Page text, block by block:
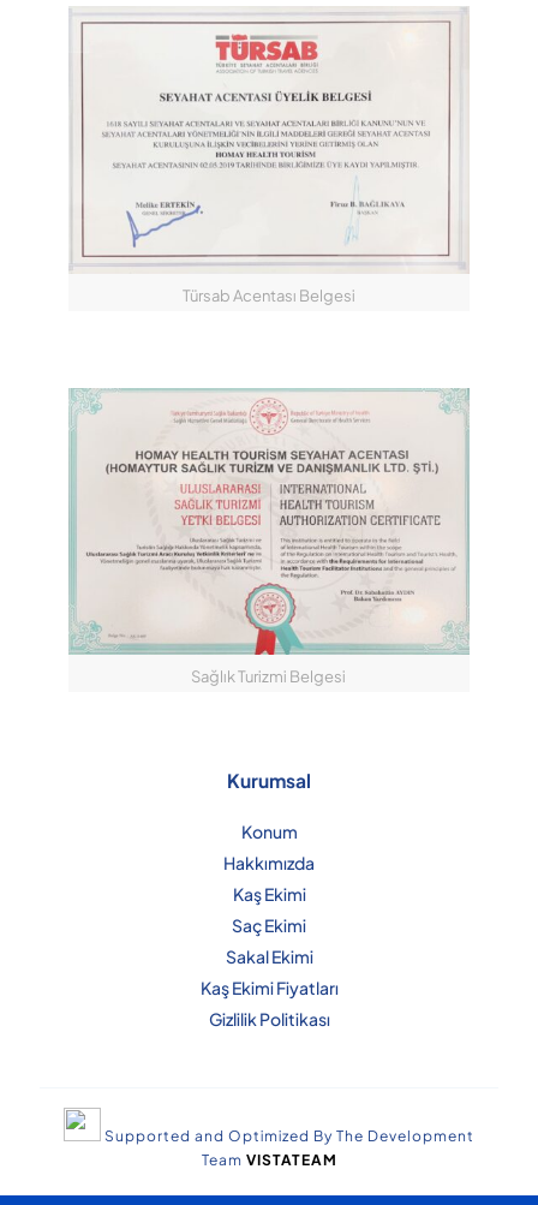
Türsab Acentası Belgesi
Sağlık Turizmi Belgesi
Kurumsal
Konum
Hakkımızda
Kaş Ekimi
Saç Ekimi
Sakal Ekimi
Kaş Ekimi Fiyatları
Gizlilik Politikası
Supported and Optimized By The Development
Team VISTATEAM